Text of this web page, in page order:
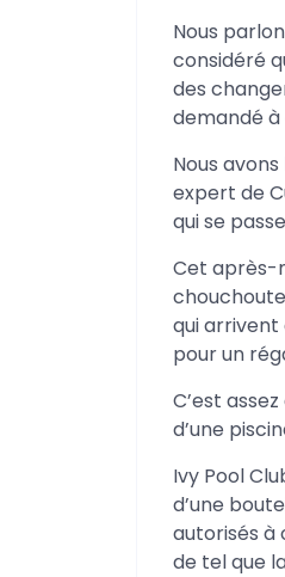
Nous
considéré
des
demandé
Nous
expert de
qui se
Cet après-
qui arrivent
pour un
C’est
d’une
Ivy Pool
d’une
autorisés à
de tel que